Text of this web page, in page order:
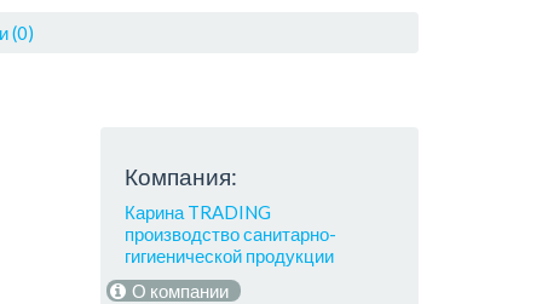
(0)
Компания:
Карина TRADING
производство санитарно-
гигиенической продукции
О компании